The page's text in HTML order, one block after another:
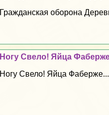
Гражданская оборона
Ногу Свело! Яйца
Ногу Свело! Яйца Фаберже...